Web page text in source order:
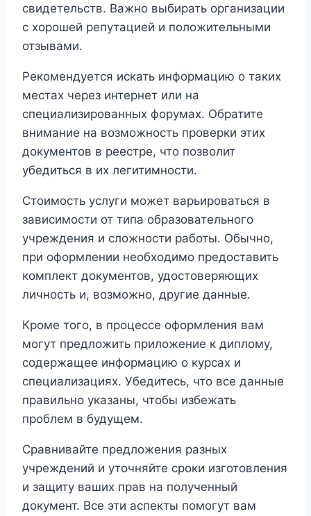
свидетельств. Важно выбирать организации
с хорошей репутацией и положительными
отзывами.
Рекомендуется искать информацию о таких
местах через интернет или на
специализированных форумах. Обратите
внимание на возможность проверки этих
документов в реестре, что позволит
убедиться в их легитимности.
Стоимость услуги может варьироваться в
зависимости от типа образовательного
учреждения и сложности работы. Обычно,
при оформлении необходимо предоставить
комплект документов, удостоверяющих
личность и, возможно, другие данные.
Кроме того, в процессе оформления вам
могут предложить приложение к диплому,
содержащее информацию о курсах и
специализациях. Убедитесь, что все данные
правильно указаны, чтобы избежать
проблем в будущем.
Сравнивайте предложения разных
учреждений и уточняйте сроки изготовления
и защиту ваших прав на полученный
документ. Все эти аспекты помогут вам